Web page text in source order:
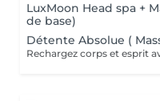
LuxMoon Head spa +
de base)
Détente Absolue (